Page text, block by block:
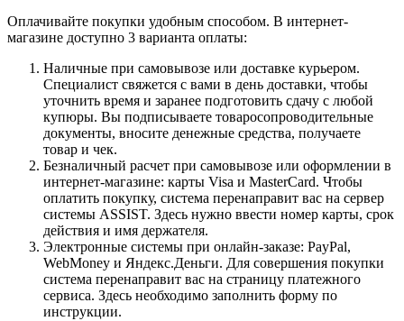
Оплачивайте покупки удобным способом. В интернет-
магазине доступно 3 варианта оплаты:
Наличные при самовывозе или доставке курьером.
Специалист свяжется с вами в день доставки, чтобы
уточнить время и заранее подготовить сдачу с любой
купюры. Вы подписываете товаросопроводительные
документы, вносите денежные средства, получаете
товар и чек.
Безналичный расчет при самовывозе или оформлении в
интернет-магазине: карты Visa и MasterCard. Чтобы
оплатить покупку, система перенаправит вас на сервер
системы ASSIST. Здесь нужно ввести номер карты, срок
действия и имя держателя.
Электронные системы при онлайн-заказе: PayPal,
WebMoney и Яндекс.Деньги. Для совершения покупки
система перенаправит вас на страницу платежного
сервиса. Здесь необходимо заполнить форму по
инструкции.